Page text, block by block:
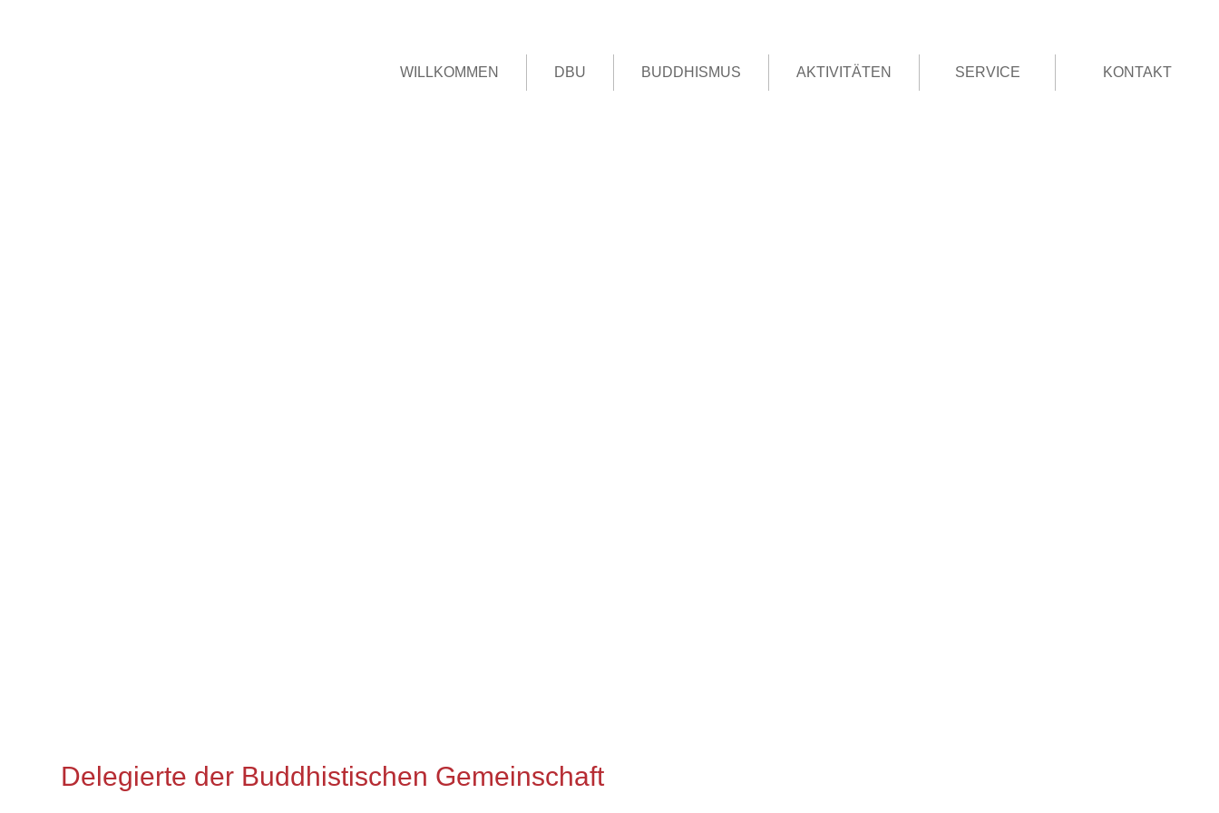
WILLKOMMEN DBU BUDDHISMUS AKTIVITÄTEN SERVICE KONTAKT
Delegierte der Buddhistischen Gemeinschaft